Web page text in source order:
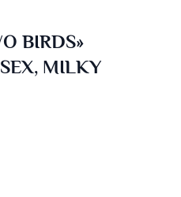
BIRDS»
MILKY